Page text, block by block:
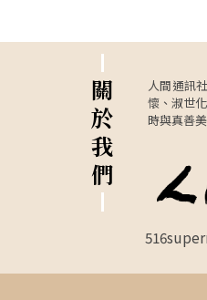
關
於
我
們
人間通訊
懷、淑世
時與真善